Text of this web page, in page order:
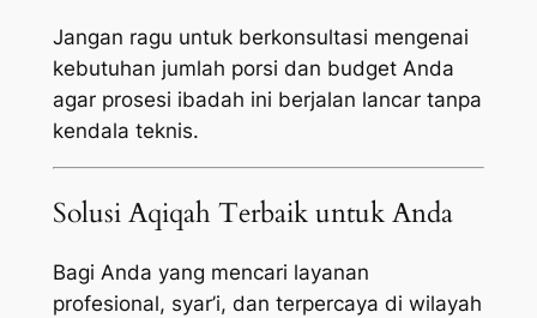
Jangan ragu untuk berkonsultasi mengenai
kebutuhan jumlah porsi dan budget Anda
agar prosesi ibadah ini berjalan lancar tanpa
kendala teknis.
Solusi Aqiqah Terbaik untuk Anda
Bagi Anda yang mencari layanan
profesional, syar’i, dan terpercaya di wilayah